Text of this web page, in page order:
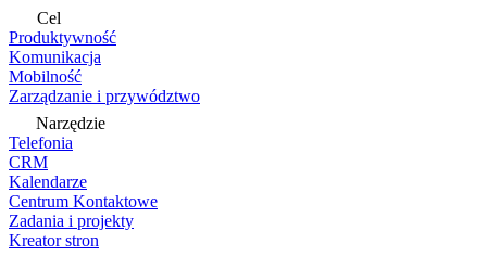
Cel
Produktywność
Komunikacja
Mobilność
Zarządzanie i przywództwo
Narzędzie
Telefonia
CRM
Kalendarze
Centrum Kontaktowe
Zadania i projekty
Kreator stron